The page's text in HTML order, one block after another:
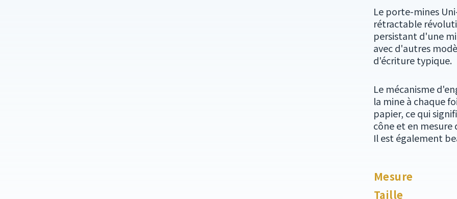
Le porte-mines
rétractable
persistant d'une
avec d'autres
d'écriture typique.
Le mécanisme
la mine à chaque
papier, ce qui
cône et en mesure
Il est également
Mesure
Taille